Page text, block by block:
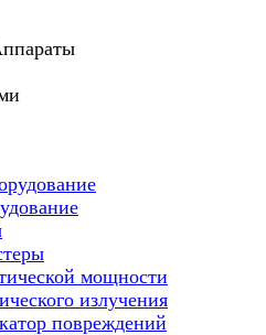
мощности
излучения
повреждений